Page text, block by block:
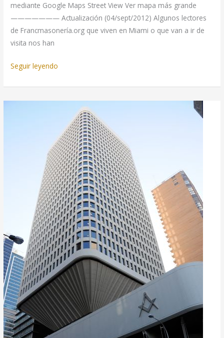
mediante Google Maps Street View Ver mapa más grande
——————— Actualización (04/sept/2012) Algunos lectores
de Francmasonería.org que viven en Miami o que van a ir de
visita nos han
Templo
Rito
Escocés
Seguir leyendo